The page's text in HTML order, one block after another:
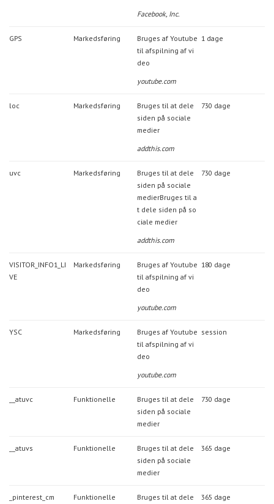
GPS
loc
uvc
VISITOR_INFO1_LI
VE
YSC
__atuvc
__atuvs
_pinterest_cm
Markedsføring
Markedsføring
Markedsføring
Markedsføring
Markedsføring
Funktionelle
Funktionelle
Funktionelle
Facebook, Inc.
Bruges af Youtube
til afspilning af vi
deo
youtube.com
Bruges til at dele
siden på sociale
medier
addthis.com
Bruges til at dele
siden på sociale
medierBruges til a
t dele siden på so
ciale medier
addthis.com
Bruges af Youtube
til afspilning af vi
deo
youtube.com
Bruges af Youtube
til afspilning af vi
deo
youtube.com
Bruges til at dele
siden på sociale
medier
Bruges til at dele
siden på sociale
medier
Bruges til at dele
1 dage
730 dage
730 dage
180 dage
session
730 dage
365 dage
365 dage